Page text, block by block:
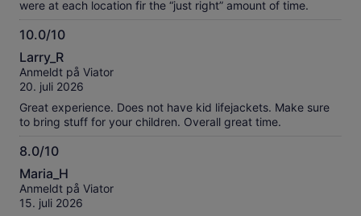
were at each location fir the “just right” amount of time.
10.0/10
10.0
av
10
Larry_R
Anmeldt på Viator
20. juli 2026
Great experience. Does not have kid lifejackets. Make sure
to bring stuff for your children. Overall great time.
8.0/10
8.0
av
10
Maria_H
Anmeldt på Viator
15. juli 2026